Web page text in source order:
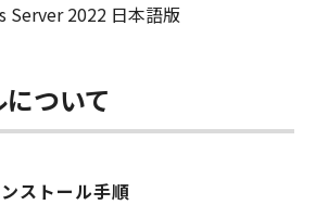
2022 日本語版
ついて
ストール手順